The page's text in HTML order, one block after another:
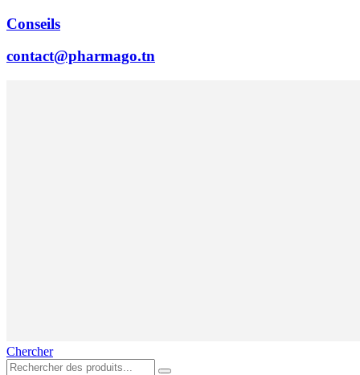
Conseils
contact@pharmago.tn
Chercher